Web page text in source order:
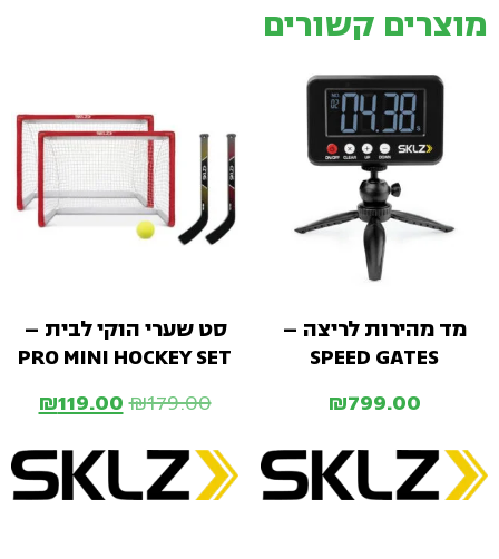
מוצרים קשורים
מד מהירות לריצה –
SPEED GATES
₪799.00
סט שערי הוקי לבית –
PRO MINI HOCKEY SET
₪179.00
₪119.00